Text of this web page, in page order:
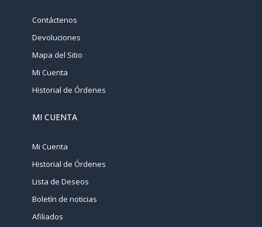
Contáctenos
Devoluciones
Mapa del Sitio
Mi Cuenta
Historial de Órdenes
MI CUENTA
Mi Cuenta
Historial de Órdenes
Lista de Deseos
Boletín de noticias
Afiliados